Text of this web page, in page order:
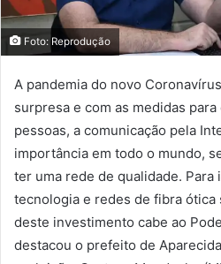
Foto: Reprodução
A pandemia do novo
surpresa e com as medidas
pessoas, a comunicação pela
importância em todo o mundo,
ter uma rede de qualidade. Para
tecnologia e redes de fibra ótica
deste investimento cabe ao
destacou o prefeito de